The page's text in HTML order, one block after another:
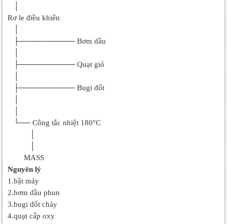
Rơ le điều khiển
├────────── Bơm dầu
├────────── Quạt gió
├────────── Bugi đốt
└── Công tắc nhiệt 180°C
MASS
Nguyên lý
1.bật máy
2.bơm dầu phun
3.bugi đốt cháy
4.quạt cấp oxy